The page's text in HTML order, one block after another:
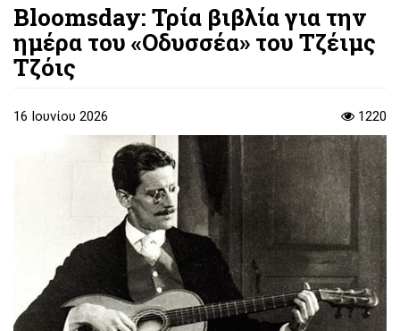
Bloomsday: Τρία βιβλία για την
ημέρα του «Οδυσσέα» του Τζέιμς
Τζόις
16 Ιουνίου 2026 1220